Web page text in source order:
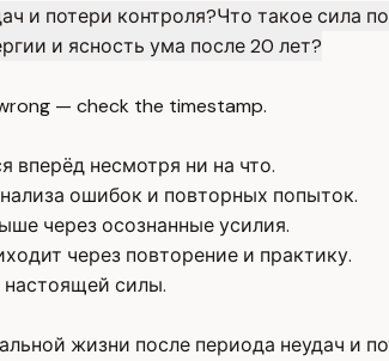
и потери контроля?Что такое сила
и ясность ума после 20 лет?
— check the timestamp.
вперёд несмотря ни на что.
ошибок и повторных попыток.
через осознанные усилия.
через повторение и практику.
силы.
жизни после периода неудач и